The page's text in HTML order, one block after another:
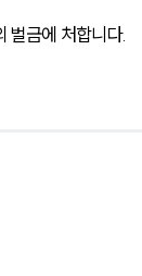
벌금에 처합니다.